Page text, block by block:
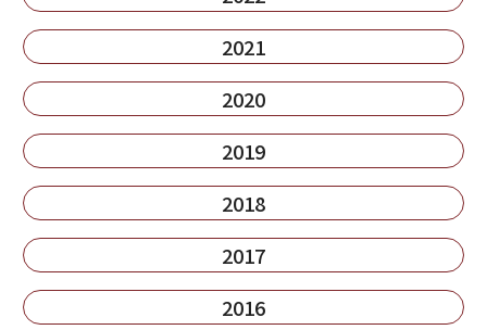
2021
2020
2019
2018
2017
2016